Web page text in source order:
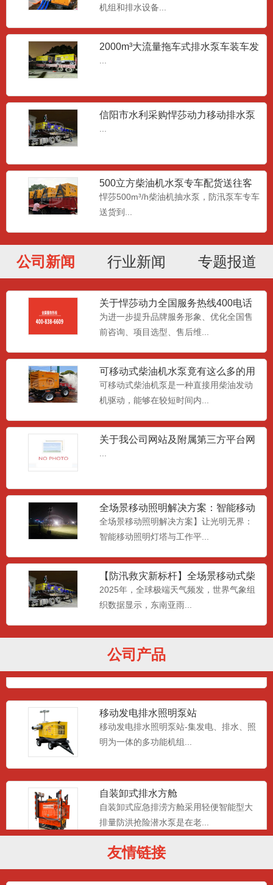
机组和排水设备...
2000m³大流量拖车式排水泵车装车发
...
信阳市水利采购悍莎动力移动排水泵
...
500立方柴油机水泵专车配货送往客
户现场
悍莎500m³/h柴油机抽水泵，防汛泵车专车
送货到...
公司新闻 行业新闻 专题报道
关于悍莎动力全国服务热线400电话
升级变更的公告
为进一步提升品牌服务形象、优化全国售
前咨询、项目选型、售后维...
可移动式柴油机水泵竟有这么多的用
处
可移动式柴油机泵是一种直接用柴油发动
机驱动，能够在较短时间内...
关于我公司网站及附属第三方平台网
...
全场景移动照明解决方案：智能移动
照明灯塔与工作平台，重塑夜
全场景移动照明解决方案】让光明无界：
智能移动照明灯塔与工作平...
【防汛救灾新标杆】全场景移动式柴
油水泵车：全球应急排水解决
2025年，全球极端天气频发，世界气象组
织数据显示，东南亚雨...
公司产品
为汽油动力、柴油动力...
高扬程潜水泵
高扬程防汛泵是相对大流量的泵而言，大
流量的防汛轴流泵一般扬程...
大流量潜水泵
低扬程大流量防汛泵是轴流式叶轮,永磁同
排污而设计的设备。其设计...
应急照明系统搭载的一款液压升降照明灯
塔，4*1000w的照明...
移动照明工作平台
移动照明工作平台搭载4*1000wLED灯
头，皮卡车自动装卸...
移动发电排水照明泵站
移动发电排水照明泵站-集发电、排水、照
明为一体的多功能机组...
自装卸式排水方舱
自装卸式应急排涝方舱采用轻便智能型大
排量防洪抢险潜水泵是在老...
真空辅助自吸排水泵车
是由柴油机或电机驱动的抽排水设备；设
友情链接